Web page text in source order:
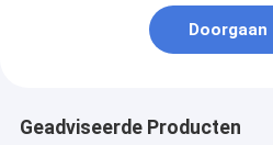
Doorgaan
Geadviseerde Producten